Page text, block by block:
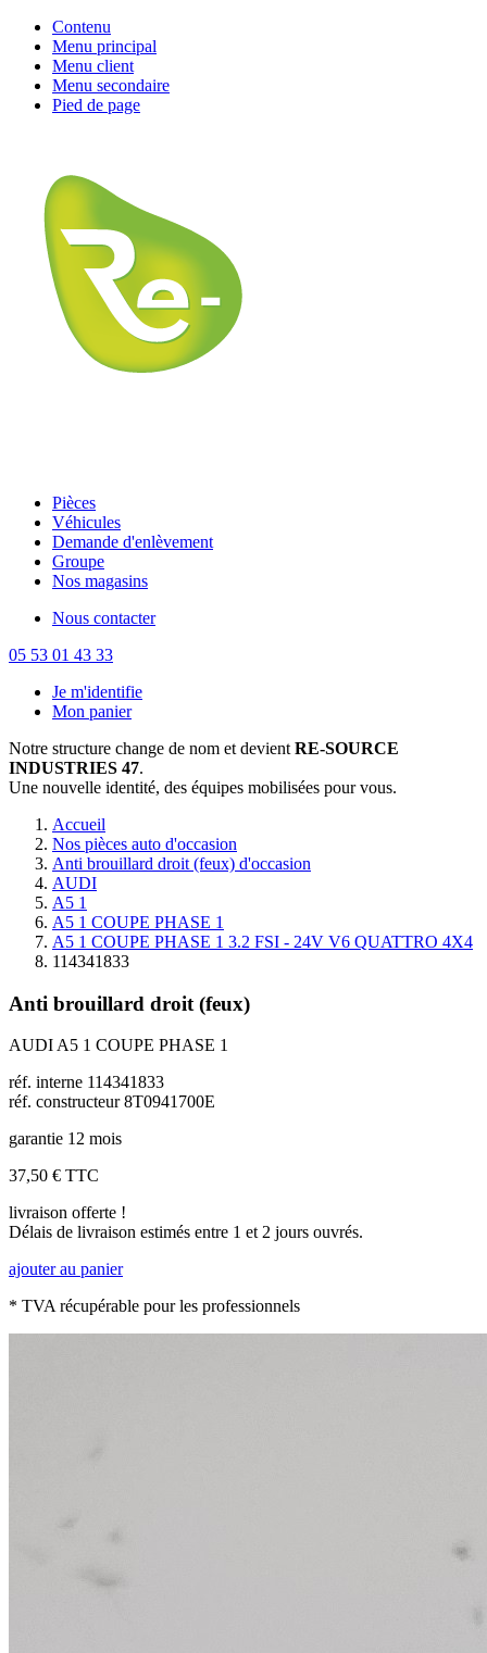
Contenu
Menu principal
Menu client
Menu secondaire
Pied de page
Pièces
Véhicules
Demande d'enlèvement
Groupe
Nos magasins
Nous contacter
05 53 01 43 33
Je m'identifie
Mon panier
Notre structure change de nom et devient RE-SOURCE
INDUSTRIES 47.
Une nouvelle identité, des équipes mobilisées pour vous.
Accueil
Nos pièces auto d'occasion
Anti brouillard droit (feux) d'occasion
AUDI
A5 1
A5 1 COUPE PHASE 1
A5 1 COUPE PHASE 1 3.2 FSI - 24V V6 QUATTRO 4X4
114341833
Anti brouillard droit (feux)
AUDI A5 1 COUPE PHASE 1
réf. interne 114341833
réf. constructeur 8T0941700E
garantie 12 mois
37,50 € TTC
livraison offerte !
Délais de livraison estimés entre 1 et 2 jours ouvrés.
ajouter au panier
* TVA récupérable pour les professionnels